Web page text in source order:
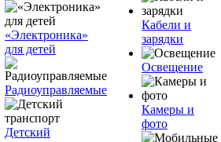
«Электроника»
для детей
Радиоуправляемые
Детский
Кабели и
зарядки
Освещение
Камеры и
фото